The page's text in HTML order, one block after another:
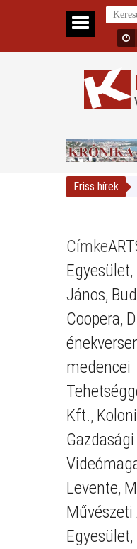
Friss hírek
Magyar Nemzeti
Címke
Egyesület,
János,
Coopera,
medencei
Kft.,
Levente,
Művészeti
Egyesület,